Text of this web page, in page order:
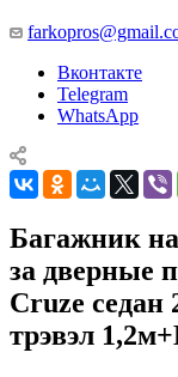
Вконтакте
Telegram
WhatsApp
Багажник
за дверные
Cruze седан
трэвэл